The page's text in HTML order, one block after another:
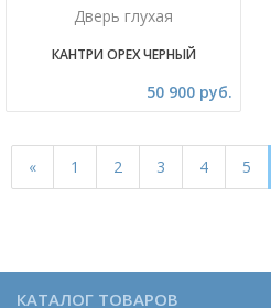
Дверь глухая
КАНТРИ ОРЕХ ЧЕРНЫЙ
50 900 руб.
« 1 2 3 4 5
КАТАЛОГ ТОВАРОВ